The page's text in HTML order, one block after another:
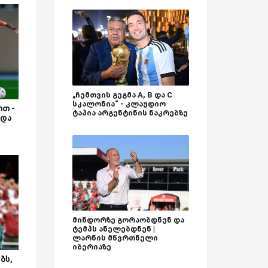
-
„ჩემთვის გეგმა A, B და C
სკალონია“ - კლაუდიო
ტაპია არგენტინის ნაკრებზე
მინდორზე გორაობდნენ და
ტემპს ანელებდნენ |
ლარნის მწვრთნელი
იბერიაზე